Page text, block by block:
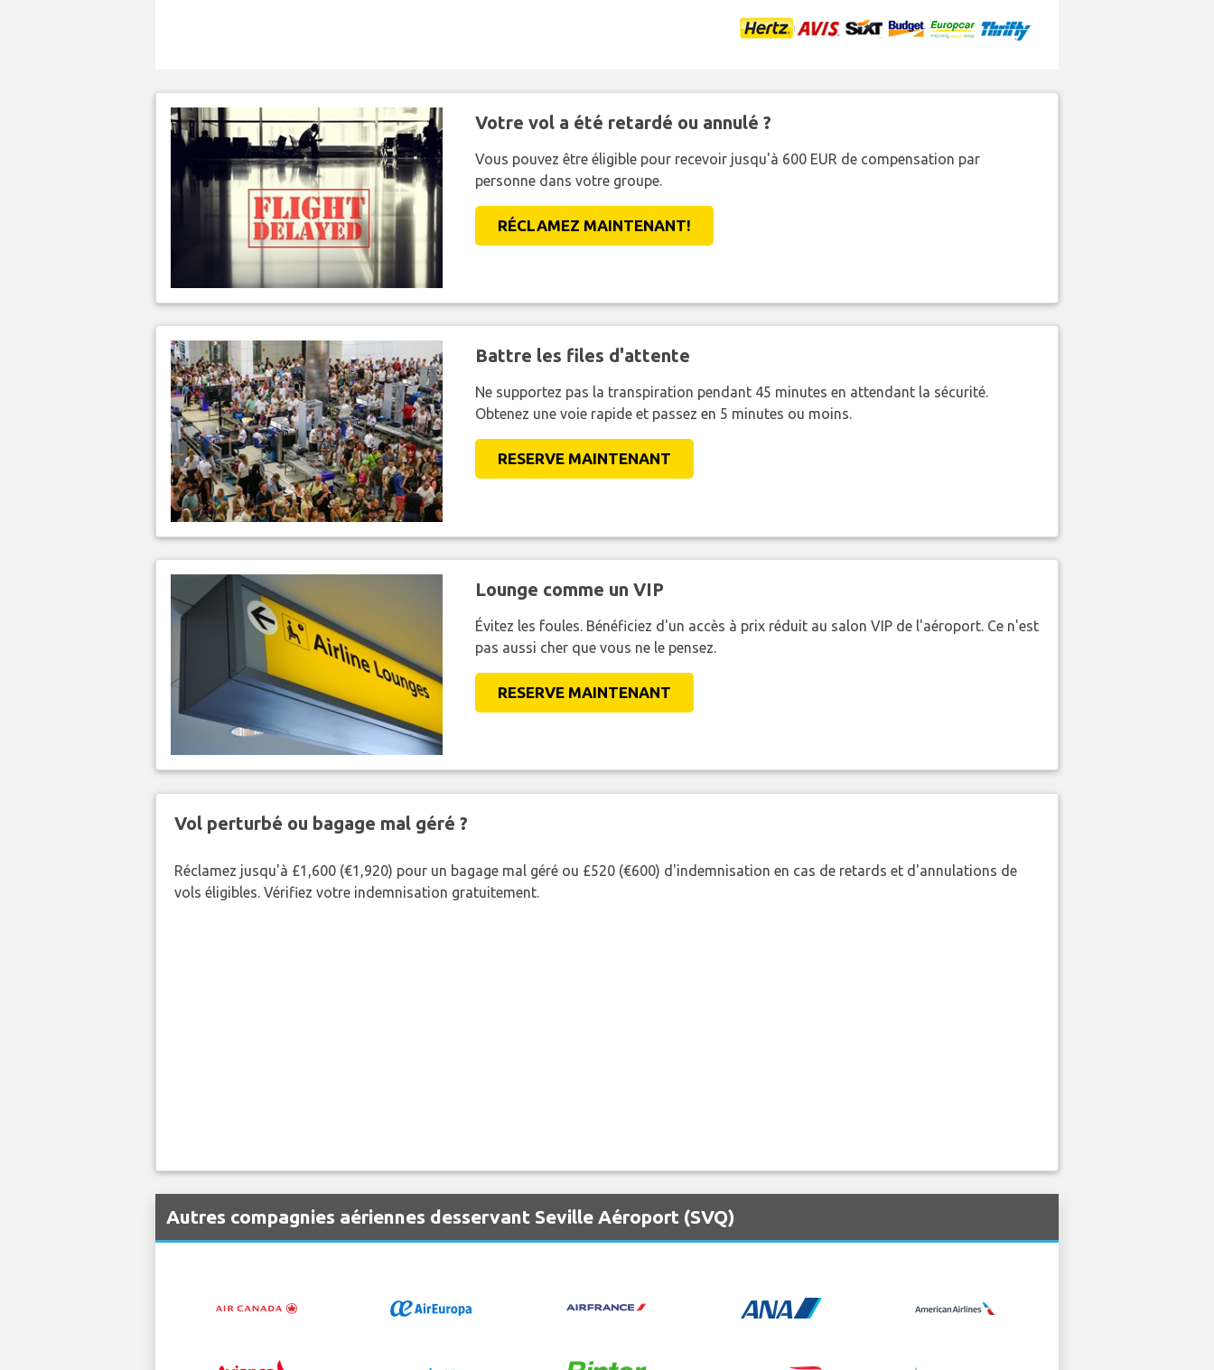
Votre vol a été retardé ou annulé ?
Vous pouvez être éligible pour recevoir jusqu'à 600 EUR de compensation par
personne dans votre groupe.
RÉCLAMEZ MAINTENANT!
Battre les files d'attente
Ne supportez pas la transpiration pendant 45 minutes en attendant la sécurité.
Obtenez une voie rapide et passez en 5 minutes ou moins.
RESERVE MAINTENANT
Lounge comme un VIP
Évitez les foules. Bénéficiez d'un accès à prix réduit au salon VIP de l'aéroport. Ce n'est
pas aussi cher que vous ne le pensez.
RESERVE MAINTENANT
Vol perturbé ou bagage mal géré ?
Réclamez jusqu'à £1,600 (€1,920) pour un bagage mal géré ou £520 (€600) d'indemnisation en cas de retards et d'annulations de
vols éligibles. Vérifiez votre indemnisation gratuitement.
Autres compagnies aériennes desservant Seville Aéroport (SVQ)